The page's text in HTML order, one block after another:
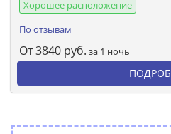
Хорошее расположение
По отзывам
От3840 руб. за 1 ночь